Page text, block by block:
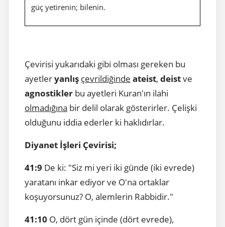
güç yetirenin; bilenin.
Çevirisi yukarıdaki gibi olması gereken bu
ayetleryanlış çevrildiğinde ateist, deistve
agnostikler bu ayetleri Kuran'ın ilahi
olmadığına bir delil olarak gösterirler. Çelişki
olduğunu iddia ederler ki haklıdırlar.
Diyanet İşleri Çevirisi;
41:9 De ki: "Siz mi yeri iki günde (iki evrede)
yaratanı inkar ediyor ve O'na ortaklar
koşuyorsunuz? O, alemlerin Rabbidir."
41:10 O, dört gün içinde (dört evrede),